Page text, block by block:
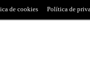
de cookies Política de